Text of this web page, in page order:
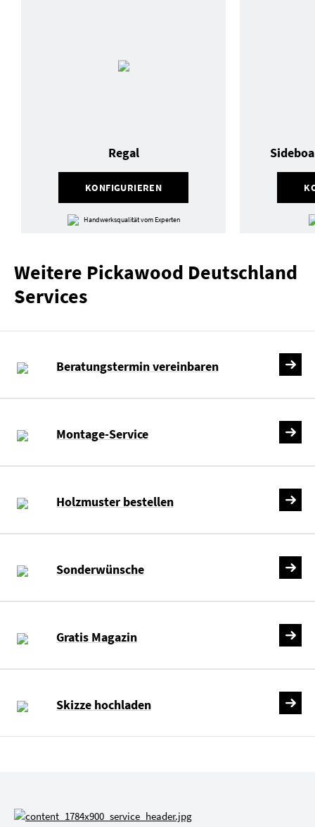
KONFIGURIEREN
Regal
Handwerksqualität vom Experten
Weitere Pickawood Deutschland
Services
Beratungstermin vereinbaren
Montage-Service
Holzmuster bestellen
Sonderwünsche
Gratis Magazin
Skizze hochladen